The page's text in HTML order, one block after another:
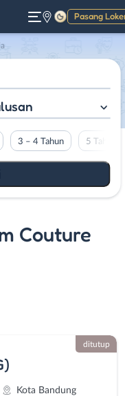
Pasang
Gelap
3 – 4 Tahun 5 Tahun
Couture
Kota Bandung
ditutup